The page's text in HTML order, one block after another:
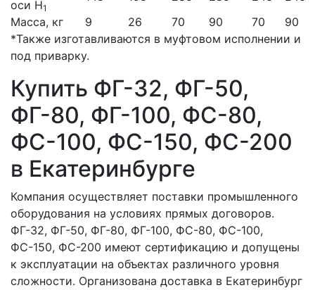
оси Н1
Масса, кг
9 26 70 90 70
90
*Также изготавливаются в муфтовом исполнении и
под приварку.
Купить ФГ-32, ФГ-50,
ФГ-80, ФГ-100, ФС-80,
ФС-100, ФС-150, ФС-200
в Екатеринбурге
Компания осуществляет поставки промышленного
оборудования на условиях прямых договоров.
ФГ-32, ФГ-50, ФГ-80, ФГ-100, ФС-80, ФС-100,
ФС-150, ФС-200 имеют сертификацию и допущены
к эксплуатации на объектах различного уровня
сложности. Организована доставка в Екатеринбург